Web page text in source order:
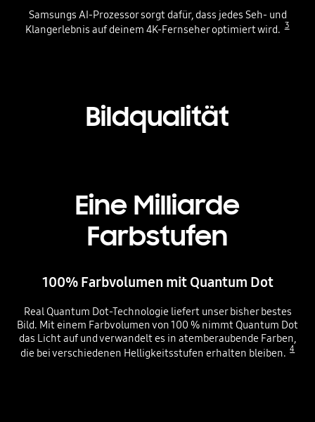
Samsungs AI-Prozessor sorgt dafür, dass jedes Seh- und
Klangerlebnis auf deinem 4K-Fernseher optimiert wird. 3
Bildqualität
Eine Milliarde
Farbstufen
100% Farbvolumen mit Quantum Dot
Real Quantum Dot-Technologie liefert unser bisher bestes
Bild. Mit einem Farbvolumen von 100 % nimmt Quantum Dot
das Licht auf und verwandelt es in atemberaubende Farben,
die bei verschiedenen Helligkeitsstufen erhalten bleiben. 4